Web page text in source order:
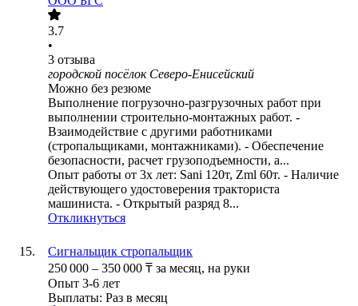
3.7
•
3 отзыва
городской посёлок Северо-Енисейский
Можно без резюме
Выполнение погрузочно-разгрузочных работ при
выполнении строительно-монтажных работ. -
Взаимодействие с другими работниками
(стропальщиками, монтажниками). - Обеспечение
безопасности, расчет грузоподъемности, а...
Опыт работы от 3х лет: Sani 120т, Zml 60т. - Наличие
действующего удостоверения тракториста
машиниста. - Открытый разряд 8...
Откликнуться
Сигнальщик стропальщик
250 000 – 350 000 ₸ за месяц, на руки
Опыт 3-6 лет
Выплаты: Раз в месяц